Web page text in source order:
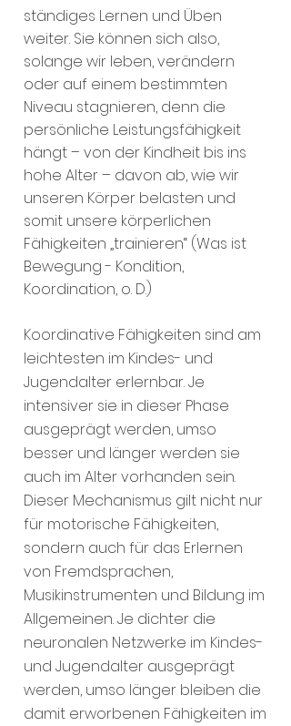
ständiges Lernen und Üben
weiter. Sie können sich also,
solange wir leben, verändern
oder auf einem bestimmten
Niveau stagnieren, denn die
persönliche Leistungsfähigkeit
hängt – von der Kindheit bis ins
hohe Alter – davon ab, wie wir
unseren Körper belasten und
somit unsere körperlichen
Fähigkeiten „trainieren“ (Was ist
Bewegung - Kondition,
Koordination, o. D.)
Koordinative Fähigkeiten sind am
leichtesten im Kindes- und
Jugendalter erlernbar. Je
intensiver sie in dieser Phase
ausgeprägt werden, umso
besser und länger werden sie
auch im Alter vorhanden sein.
Dieser Mechanismus gilt nicht nur
für motorische Fähigkeiten,
sondern auch für das Erlernen
von Fremdsprachen,
Musikinstrumenten und Bildung im
Allgemeinen. Je dichter die
neuronalen Netzwerke im Kindes-
und Jugendalter ausgeprägt
werden, umso länger bleiben die
damit erworbenen Fähigkeiten im